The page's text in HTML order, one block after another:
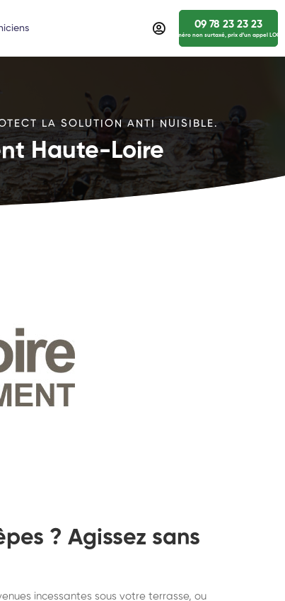
09 78 23 23 23
numéro non surtaxé, prix d’un appel
LA SOLUTION ANTI NUISIBLE.
Haute-Loire
? Agissez sans
incessantes sous votre terrasse, ou